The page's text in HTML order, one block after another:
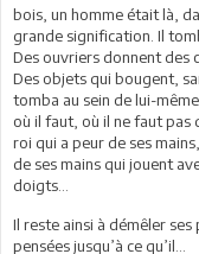
bois, un homme était là,
grande signification. Il
Des ouvriers donnent des
Des objets qui bougent,
tomba au sein de lui-
où il faut, où il ne faut pas
roi qui a peur de ses
de ses mains qui jouent
doigts…
Il reste ainsi à démêler
pensées jusqu’à ce qu’il…